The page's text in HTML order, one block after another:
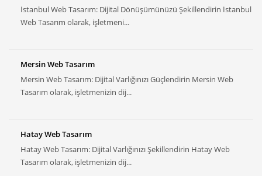
İstanbul Web Tasarım: Dijital Dönüşümünüzü Şekillendirin İstanbul
Web Tasarım olarak, işletmeni...
Mersin Web Tasarım
Mersin Web Tasarım: Dijital Varlığınızı Güçlendirin Mersin Web
Tasarım olarak, işletmenizin dij...
Hatay Web Tasarım
Hatay Web Tasarım: Dijital Varlığınızı Şekillendirin Hatay Web
Tasarım olarak, işletmenizin dij...